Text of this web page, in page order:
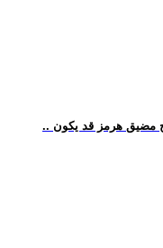
مضيق هرمز قد يكون